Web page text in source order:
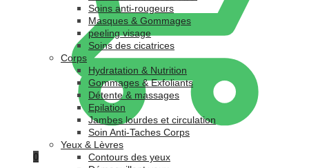
0
Soins anti-rougeurs
Masques & Gommages
peeling visage
Soins des cicatrices
Corps
Hydratation & Nutrition
Gommages & Exfoliants
Détente & massages
Epilation
Jambes lourdes et circulation
Soin Anti-Taches Corps
Yeux & Lèvres
Contours des yeux